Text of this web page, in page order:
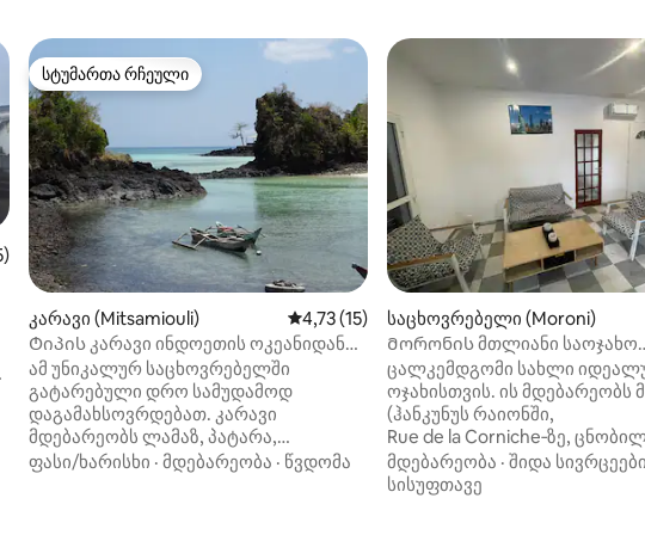
შეფასებაა 5‑დან 4,8, 5 მიმოხილვა
სტუმართა რჩეული
სტუმართა რჩეული
კარავი (Mitsamiouli) საშუალო შეფასებაა 5‑დან 4,73, 15
4,73 (15)
Ტიპის კარავი ინდოეთის ოკეანიდან
20 მეტრში.
ამ უნიკალურ საცხოვრებელში
გატარებული დრო სამუდამოდ
დაგამახსოვრდებათ. კარავი
მდებარეობს ლამაზ, პატარა,
ჩრდილიან ტყეში. Ულამაზესი
ფასი/ხარისხი · მდებარეობა · წვდომა
საცხოვრებელი (Moroni)
Მორონის მთლიანი საოჯახო
საცხოვრებელი
ცალკემდგომი სახლი
ოჯახისთვის. ის მდებარეობს
(ჰანკუნუს რაიონში,
Rue de la Corniche‑ზე,
რესტორნის „L'Escale“
ვიზუალიზაციის სამედიცინო
მდებარეობა · შიდა სივრცეები
სისუფთავე